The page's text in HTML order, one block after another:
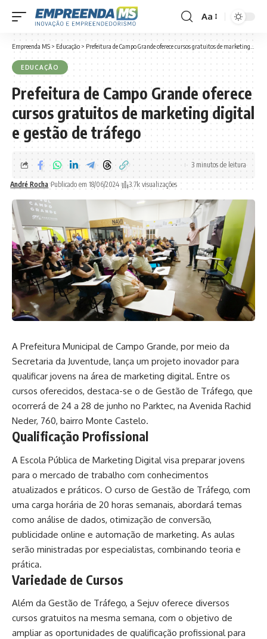
Font
Resizer
Aa
Empreenda MS>Educação>Prefeitura de Campo Grande oferece cursos gratuitos de marketing digital e gestão de tráfego
EDUCAÇÃO
Prefeitura de Campo Grande oferece
cursos gratuitos de marketing digital
e gestão de tráfego
André Rocha Publicado em 18/06/2024 3.7k visualizações
3 minutos de leitura
A Prefeitura Municipal de Campo Grande, por meio da
Secretaria da Juventude, lança um projeto inovador para
qualificar jovens na área de marketing digital. Entre os
cursos oferecidos, destaca-se o de Gestão de Tráfego, que
ocorrerá de 24 a 28 de junho no Parktec, na Avenida Rachid
Neder, 760, bairro Monte Castelo.
Qualificação Profissional
A Escola Pública de Marketing Digital visa preparar jovens
para o mercado de trabalho com conhecimentos
atualizados e práticos. O curso de Gestão de Tráfego, com
uma carga horária de 20 horas semanais, abordará temas
como análise de dados, otimização de conversão,
publicidade online e automação de marketing. As aulas
serão ministradas por especialistas, combinando teoria e
prática.
Variedade de Cursos
Além da Gestão de Tráfego, a Sejuv oferece diversos
cursos gratuitos na mesma semana, com o objetivo de
ampliar as oportunidades de qualificação profissional para